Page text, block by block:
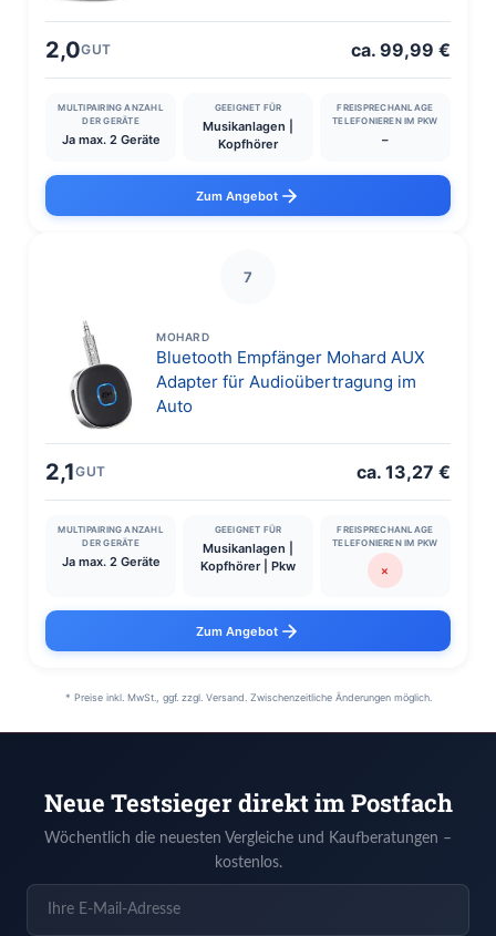
2,0GUT ca. 99,99 €
MULTIPAIRING ANZAHL
DER GERÄTE
Ja max. 2 Geräte
GEEIGNET FÜR
Musikanlagen |
Kopfhörer
FREISPRECHANLAGE
TELEFONIEREN IM PKW
–
Zum Angebot
7
MOHARD
Bluetooth Empfänger Mohard AUX
Adapter für Audioübertragung im
Auto
2,1GUT ca. 13,27 €
MULTIPAIRING ANZAHL
DER GERÄTE
Ja max. 2 Geräte
GEEIGNET FÜR
Musikanlagen |
Kopfhörer | Pkw
FREISPRECHANLAGE
TELEFONIEREN IM PKW
✗
Zum Angebot
* Preise inkl. MwSt., ggf. zzgl. Versand. Zwischenzeitliche Änderungen möglich.
Neue Testsieger direkt im Postfach
Wöchentlich die neuesten Vergleiche und Kaufberatungen –
kostenlos.